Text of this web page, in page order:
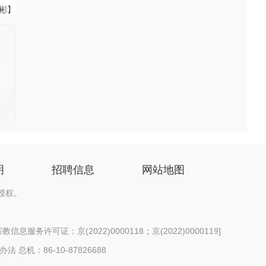
】
招聘信息 网站地图
。
教信息服务许可证：京(2022)0000118；京(2022)0000119]
法 总机：86-10-87826688